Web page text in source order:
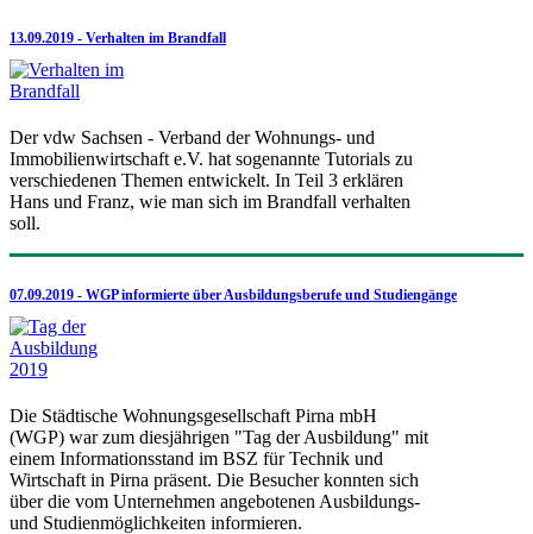
13.09.2019 - Verhalten im Brandfall
Der vdw Sachsen - Verband der Wohnungs- und
Immobilienwirtschaft e.V. hat sogenannte Tutorials zu
verschiedenen Themen entwickelt. In Teil 3 erklären
Hans und Franz, wie man sich im Brandfall verhalten
soll.
07.09.2019 - WGP informierte über Ausbildungsberufe und Studiengänge
Die Städtische Wohnungsgesellschaft Pirna mbH
(WGP) war zum diesjährigen "Tag der Ausbildung" mit
einem Informationsstand im BSZ für Technik und
Wirtschaft in Pirna präsent. Die Besucher konnten sich
über die vom Unternehmen angebotenen Ausbildungs-
und Studienmöglichkeiten informieren.